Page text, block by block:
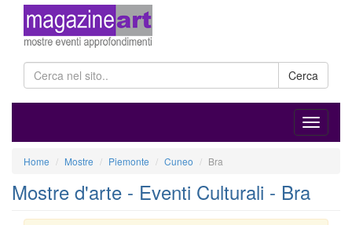
Cerca
Home Mostre Piemonte Cuneo Bra
Mostre d'arte - Eventi Culturali - Bra